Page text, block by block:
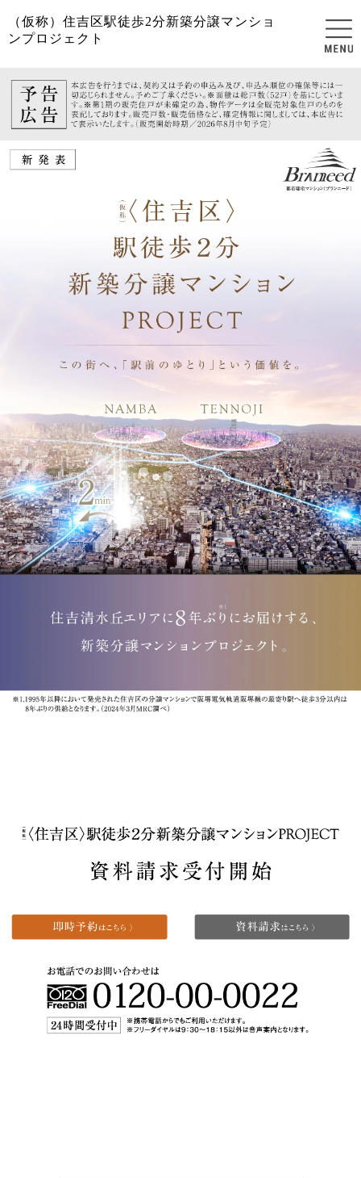
（仮称）住吉区駅徒歩2分新築分譲マンショ
ンプロジェクト